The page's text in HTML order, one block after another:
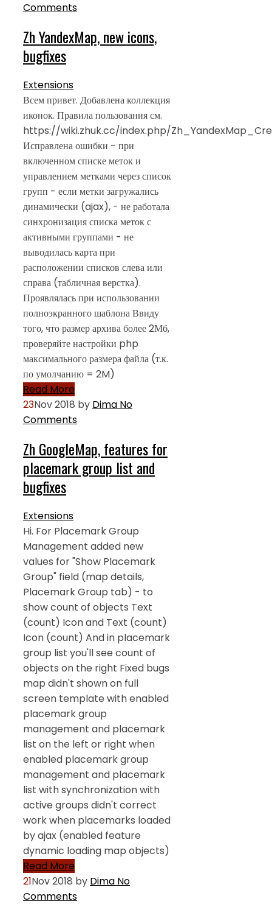
Comments
Zh YandexMap, new icons,
bugfixes
Extensions
Всем привет. Добавлена коллекция
иконок. Правила пользования см.
https://wiki.zhuk.cc/index.php/
Исправлена ошибки - при
включенном списке меток и
управлением метками через список
групп - если метки загружались
динамически (ajax), - не работала
синхронизация списка меток с
активными группами - не
выводилась карта при
расположении списков слева или
справа (табличная верстка).
Проявлялась при использовании
полноэкранного шаблона Ввиду
того, что размер архива более 2Мб,
проверяйте настройки php
максимального размера файла (т.к.
по умолчанию = 2M)
Read More
23Nov 2018 by Dima No
Comments
Zh GoogleMap, features for
placemark group list and
bugfixes
Extensions
Hi. For Placemark Group
Management added new
values for "Show Placemark
Group" field (map details,
Placemark Group tab) - to
show count of objects Text
(count) Icon and Text (count)
Icon (count) And in placemark
group list you'll see count of
objects on the right Fixed bugs
map didn't shown on full
screen template with enabled
placemark group
management and placemark
list on the left or right when
enabled placemark group
management and placemark
list with synchronization with
active groups didn't correct
work when placemarks loaded
by ajax (enabled feature
dynamic loading map objects)
Read More
21Nov 2018 by Dima No
Comments